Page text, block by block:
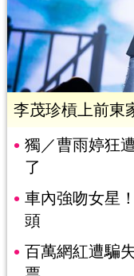
李茂珍槓上前
獨／曹雨婷狂
了
車內強吻女星
頭
百萬網紅遭騙